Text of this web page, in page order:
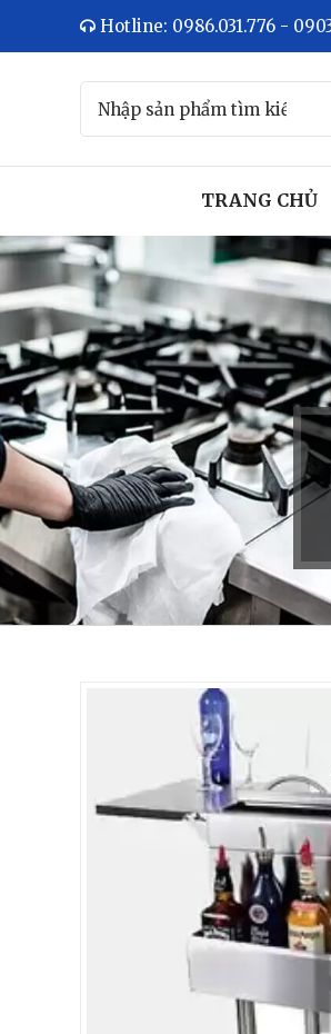
Hotline: 0986.031.776 -
TRANG CHỦ